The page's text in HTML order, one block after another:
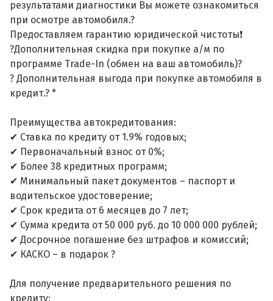
результатами диагностики Вы можете ознакомиться
при осмотре автомобиля.?
Предоставляем гарантию юридической чистоты❗
?Дополнительная скидка при покупке а/м по
программе Trade-In (обмен на ваш автомобиль)?
? Дополнительная выгода при покупке автомобиля в
кредит.? *
Преимущества автокредитования:
✔ Ставка по кредиту от 1.9% годовых;
✔ Первоначальный взнос от 0%;
✔ Более 38 кредитных программ;
✔ Минимальный пакет документов – паспорт и
водительское удостоверение;
✔ Срок кредита от 6 месяцев до 7 лет;
✔ Сумма кредита от 50 000 руб. до 10 000 000 рублей;
✔ Досрочное погашение без штрафов и комиссий;
✔ КАСКО – в подарок ?
Для получение предварительного решения по
кредиту: